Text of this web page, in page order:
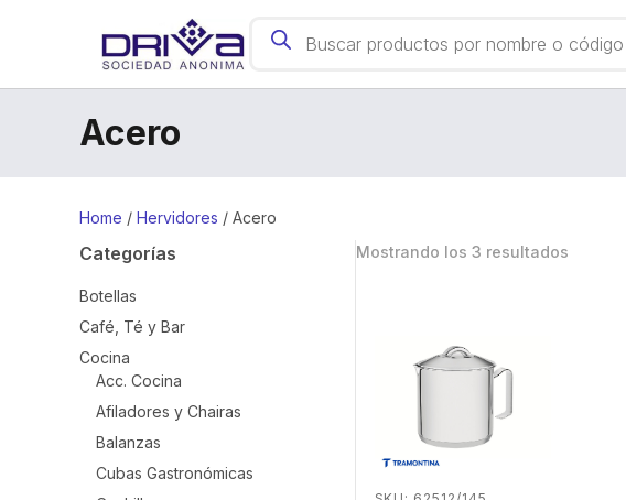
Products search
Cubas Gastronómicas
Hervidores
Juego de Bateria
Sartenes
Ollas
Parrilla y Accesorios
Café, Té y Bar
Mate y Accesorios
Cubiertos
Vajilla
Acero
Home / Hervidores / Acero
Categorías
Botellas
Café, Té y Bar
Cocina
Acc. Cocina
Afiladores y Chairas
Balanzas
Cubas Gastronómicas
Mostrando los 3 resultados